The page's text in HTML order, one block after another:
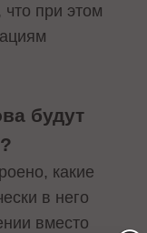
при этом
будут
какие
в него
вместо